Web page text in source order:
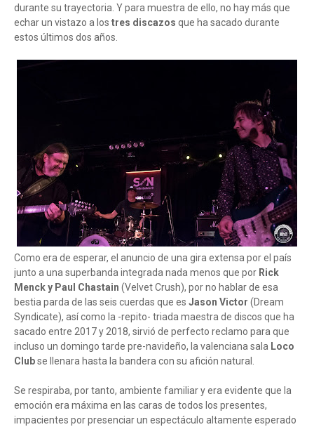
durante su trayectoria. Y para muestra de ello, no hay más que
echar un vistazo a los tres discazos que ha sacado durante
estos últimos dos años.
Como era de esperar, el anuncio de una gira extensa por el país
junto a una superbanda integrada nada menos que por Rick
Menck y Paul Chastain (Velvet Crush), por no hablar de esa
bestia parda de las seis cuerdas que es Jason Victor (Dream
Syndicate), así como la -repito- triada maestra de discos que ha
sacado entre 2017 y 2018, sirvió de perfecto reclamo para que
incluso un domingo tarde pre-navideño, la valenciana sala Loco
Clubse llenara hasta la bandera con su afición natural.
Se respiraba, por tanto, ambiente familiar y era evidente que la
emoción era máxima en las caras de todos los presentes,
impacientes por presenciar un espectáculo altamente esperado